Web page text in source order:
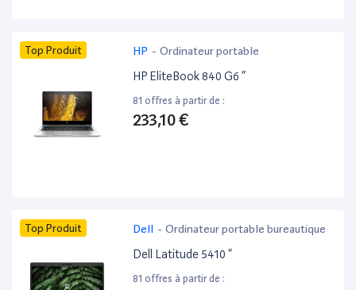
Top Produit HP - Ordinateur portable
HP EliteBook 840 G6 ”
81 offres à partir de :
233,10 €
Top Produit Dell - Ordinateur portable bureautique
Dell Latitude 5410 ”
81 offres à partir de :